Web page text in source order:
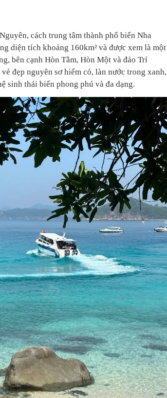
cách trung tâm thành phố biển Nha
diện tích khoảng 160km² và được xem là một
bên cạnh Hòn Tằm, Hòn Một và đảo Trí
đẹp nguyên sơ hiếm có, làn nước trong xanh,
sinh thái biển phong phú và đa dạng.